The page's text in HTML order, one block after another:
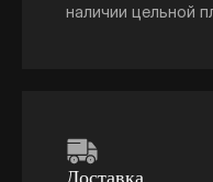
наличии цельной